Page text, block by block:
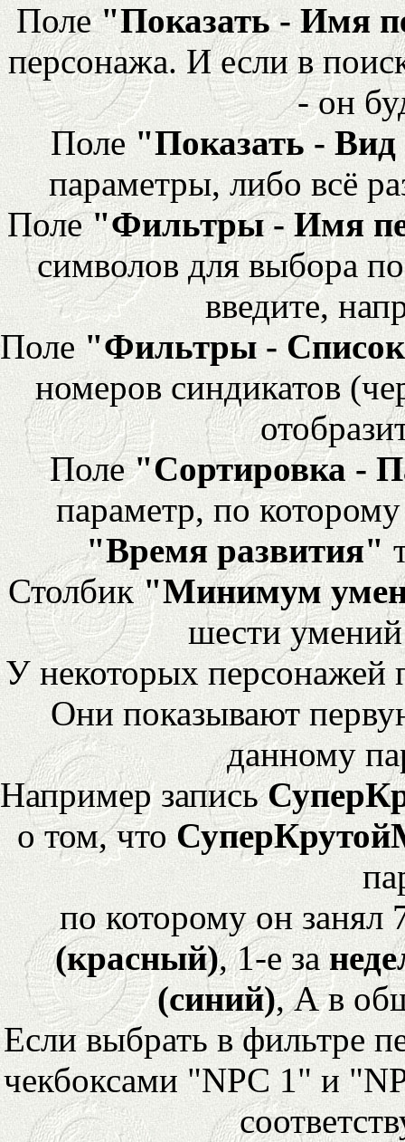
Поле"Показать - Имя
персонажа. И если в
- он
Поле "Показать -
параметры, либо всё
Поле"Фильтры - Имя
символов для выбора
введите,
Поле "Фильтры -
номеров синдикатов
Поле"Сортировка -
параметр, по
"Время развития"
Столбик"Минимум
шести
У некоторых персонажей
Они показывают
данному
Например запись
о том, что
по которому он
(красный), 1-е за
(синий), А в
Если выбрать в фильтре
чекбоксами "NPC 1" и